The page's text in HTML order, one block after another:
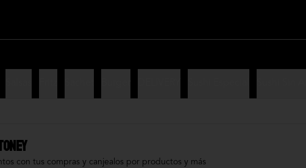
con tus compras y canjealos por productos y más